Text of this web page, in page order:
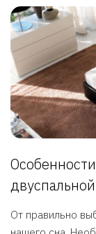
От правильно